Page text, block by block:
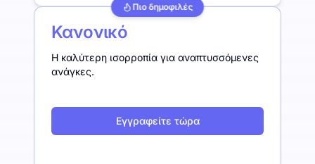
Πιο δημοφιλές
Κανονικό
Η καλύτερη ισορροπία για αναπτυσσόμενες
ανάγκες.
Εγγραφείτε τώρα